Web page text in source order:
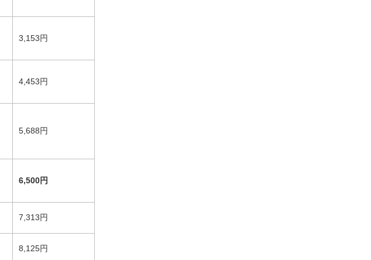
3,153円
4,453円
5,688円
6,500円
7,313円
8,125円